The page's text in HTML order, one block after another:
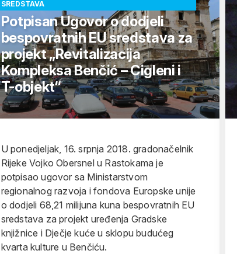
SREDSTAVA
Potpisan Ugovor o dodjeli
bespovratnih EU sredstava za
projekt „Revitalizacija
Kompleksa Benčić – Cigleni i
T-objekt“
U ponedjeljak, 16. srpnja 2018. gradonačelnik
Rijeke Vojko Obersnel u Rastokama je
potpisao ugovor sa Ministarstvom
regionalnog razvoja i fondova Europske unije
o dodjeli 68,21 milijuna kuna bespovratnih EU
sredstava za projekt uređenja Gradske
knjižnice i Dječje kuće u sklopu budućeg
kvarta kulture u Benčiću.